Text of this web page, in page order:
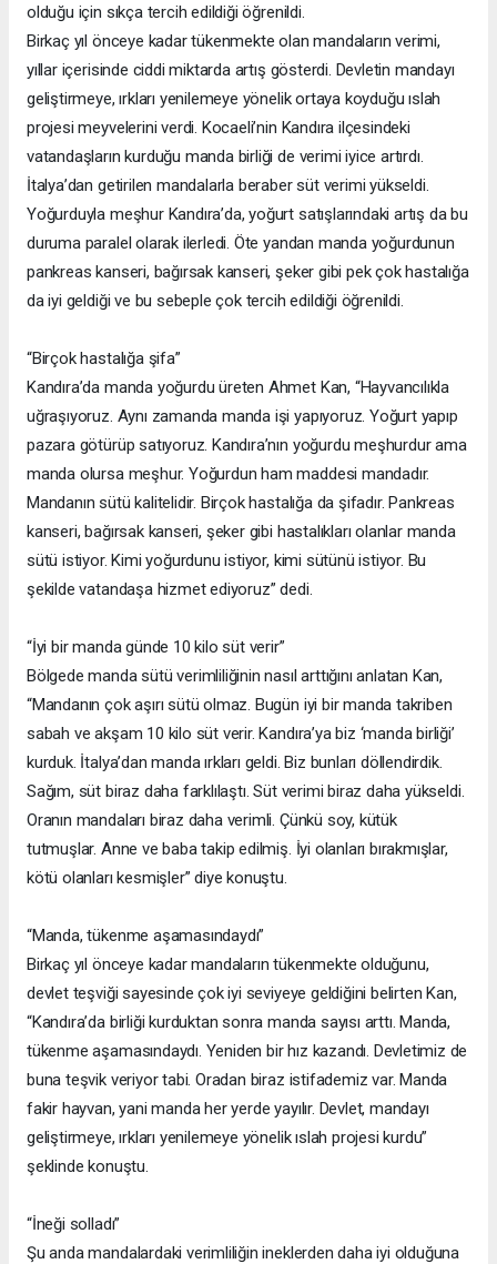
olduğu için sıkça tercih edildiği öğrenildi.
Birkaç yıl önceye kadar tükenmekte olan mandaların verimi,
yıllar içerisinde ciddi miktarda artış gösterdi. Devletin mandayı
geliştirmeye, ırkları yenilemeye yönelik ortaya koyduğu ıslah
projesi meyvelerini verdi. Kocaeli’nin Kandıra ilçesindeki
vatandaşların kurduğu manda birliği de verimi iyice artırdı.
İtalya’dan getirilen mandalarla beraber süt verimi yükseldi.
Yoğurduyla meşhur Kandıra’da, yoğurt satışlarındaki artış da bu
duruma paralel olarak ilerledi. Öte yandan manda yoğurdunun
pankreas kanseri, bağırsak kanseri, şeker gibi pek çok hastalığa
da iyi geldiği ve bu sebeple çok tercih edildiği öğrenildi.
“Birçok hastalığa şifa”
Kandıra’da manda yoğurdu üreten Ahmet Kan, “Hayvancılıkla
uğraşıyoruz. Aynı zamanda manda işi yapıyoruz. Yoğurt yapıp
pazara götürüp satıyoruz. Kandıra’nın yoğurdu meşhurdur ama
manda olursa meşhur. Yoğurdun ham maddesi mandadır.
Mandanın sütü kalitelidir. Birçok hastalığa da şifadır. Pankreas
kanseri, bağırsak kanseri, şeker gibi hastalıkları olanlar manda
sütü istiyor. Kimi yoğurdunu istiyor, kimi sütünü istiyor. Bu
şekilde vatandaşa hizmet ediyoruz” dedi.
“İyi bir manda günde 10 kilo süt verir”
Bölgede manda sütü verimliliğinin nasıl arttığını anlatan Kan,
“Mandanın çok aşırı sütü olmaz. Bugün iyi bir manda takriben
sabah ve akşam 10 kilo süt verir. Kandıra’ya biz ‘manda birliği’
kurduk. İtalya’dan manda ırkları geldi. Biz bunları döllendirdik.
Sağım, süt biraz daha farklılaştı. Süt verimi biraz daha yükseldi.
Oranın mandaları biraz daha verimli. Çünkü soy, kütük
tutmuşlar. Anne ve baba takip edilmiş. İyi olanları bırakmışlar,
kötü olanları kesmişler” diye konuştu.
“Manda, tükenme aşamasındaydı”
Birkaç yıl önceye kadar mandaların tükenmekte olduğunu,
devlet teşviği sayesinde çok iyi seviyeye geldiğini belirten Kan,
“Kandıra’da birliği kurduktan sonra manda sayısı arttı. Manda,
tükenme aşamasındaydı. Yeniden bir hız kazandı. Devletimiz de
buna teşvik veriyor tabi. Oradan biraz istifademiz var. Manda
fakir hayvan, yani manda her yerde yayılır. Devlet, mandayı
geliştirmeye, ırkları yenilemeye yönelik ıslah projesi kurdu”
şeklinde konuştu.
“İneği solladı”
Şu anda mandalardaki verimliliğin ineklerden daha iyi olduğuna